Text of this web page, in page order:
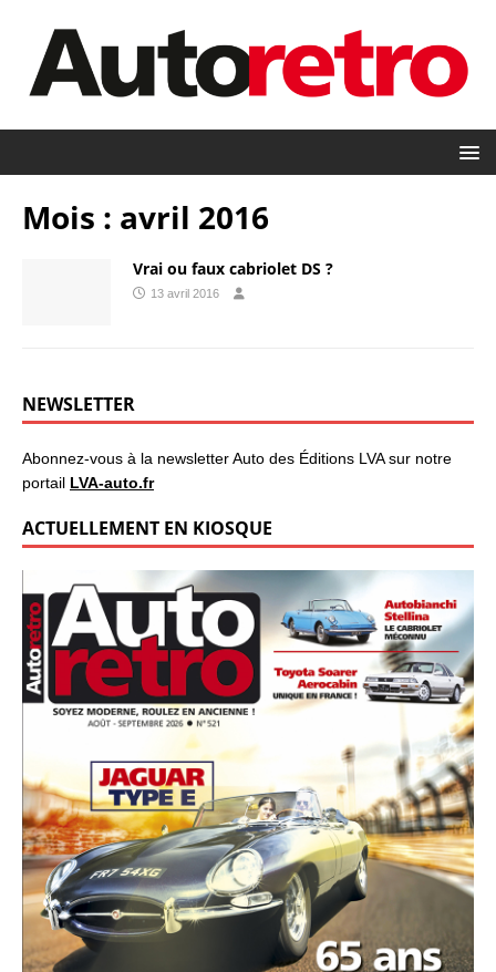
Mois : avril 2016
Vrai ou faux cabriolet DS ?
13 avril 2016
NEWSLETTER
Abonnez-vous à la newsletter Auto des Éditions LVA sur notre
portail LVA-auto.fr
ACTUELLEMENT EN KIOSQUE